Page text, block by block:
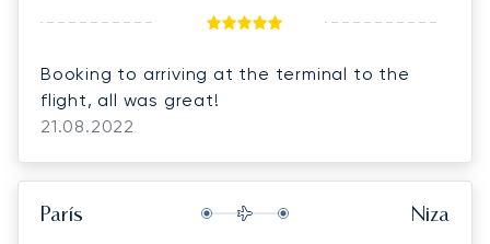
Booking to arriving at the terminal to the
flight, all was great!
21.08.2022
París Niza